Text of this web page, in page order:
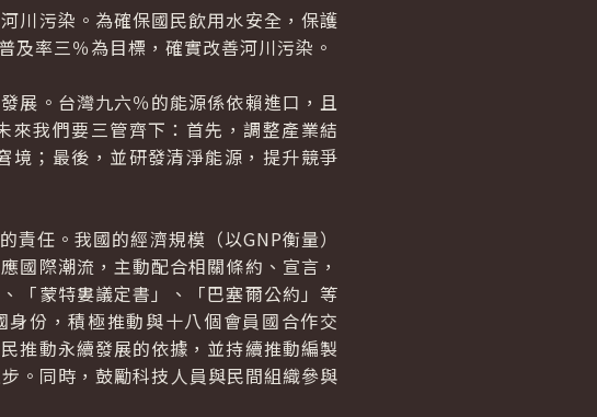
污染。為確保國民飲用水安全，保護
及率三％為目標，確實改善河川污染。
。台灣九六％的能源係依賴進口，且
來我們要三管齊下：首先，調整產業結
境；最後，並研發清淨能源，提升競爭
任。我國的經濟規模（以GNP衡量）
國際潮流，主動配合相關條約、宣言，
「蒙特婁議定書」、「巴塞爾公約」等
份，積極推動與十八個會員國合作交
推動永續發展的依據，並持續推動編製
。同時，鼓勵科技人員與民間組織參與